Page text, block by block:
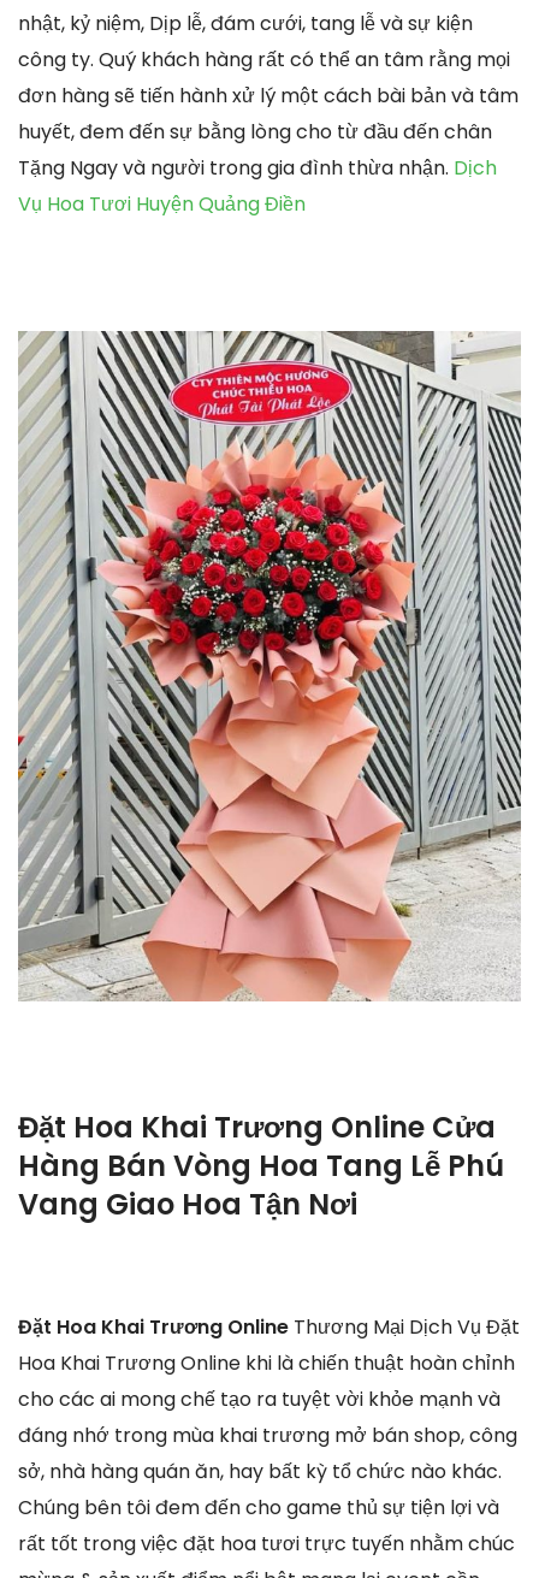
nhật, kỷ niệm, Dịp lễ, đám cưới, tang lễ và sự kiện
công ty. Quý khách hàng rất có thể an tâm rằng mọi
đơn hàng sẽ tiến hành xử lý một cách bài bản và tâm
huyết, đem đến sự bằng lòng cho từ đầu đến chân
Tặng Ngay và người trong gia đình thừa nhận. Dịch
Vụ Hoa Tươi Huyện Quảng Điền
Đặt Hoa Khai Trương Online Cửa
Hàng Bán Vòng Hoa Tang Lễ Phú
Vang Giao Hoa Tận Nơi
Đặt Hoa Khai Trương Online Thương Mại Dịch Vụ Đặt
Hoa Khai Trương Online khi là chiến thuật hoàn chỉnh
cho các ai mong chế tạo ra tuyệt vời khỏe mạnh và
đáng nhớ trong mùa khai trương mở bán shop, công
sở, nhà hàng quán ăn, hay bất kỳ tổ chức nào khác.
Chúng bên tôi đem đến cho game thủ sự tiện lợi và
rất tốt trong việc đặt hoa tươi trực tuyến nhằm chúc